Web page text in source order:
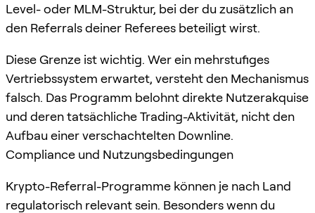
Level- oder MLM-Struktur, bei der du zusätzlich an
den Referrals deiner Referees beteiligt wirst.
Diese Grenze ist wichtig. Wer ein mehrstufiges
Vertriebssystem erwartet, versteht den Mechanismus
falsch. Das Programm belohnt direkte Nutzerakquise
und deren tatsächliche Trading-Aktivität, nicht den
Aufbau einer verschachtelten Downline.
Compliance und Nutzungsbedingungen
Krypto-Referral-Programme können je nach Land
regulatorisch relevant sein. Besonders wenn du